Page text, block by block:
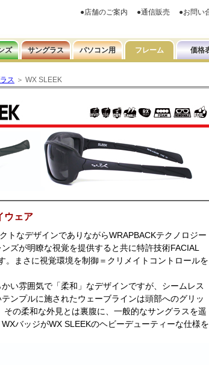
ス ＞ WX SLEEK
ウェア
トなデザインでありながらWRAPBACKテクノロジー
ズが明瞭な視覚を提供すると共に特許技術FACIAL
。まさに視覚環境を制御＝クリメイトコントロールを
い雰囲気で「柔和」なデザインですが、シームレス
ンプルに施されたウェーブラインは頭部へのグリッ
の柔和な外見とは裏腹に、一般的なサングラスを遥
バッジがWX SLEEKのヘビーデューティーな仕様を